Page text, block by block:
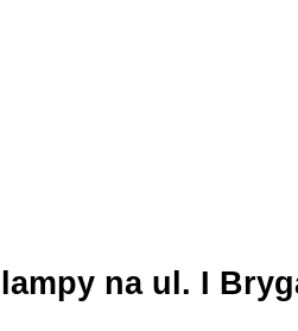
lampy na ul. I